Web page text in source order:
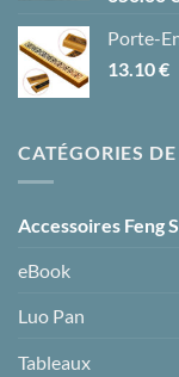
Porte-
13.10€
CATÉGORIES
Accessoires Feng
eBook
Luo Pan
Tableaux